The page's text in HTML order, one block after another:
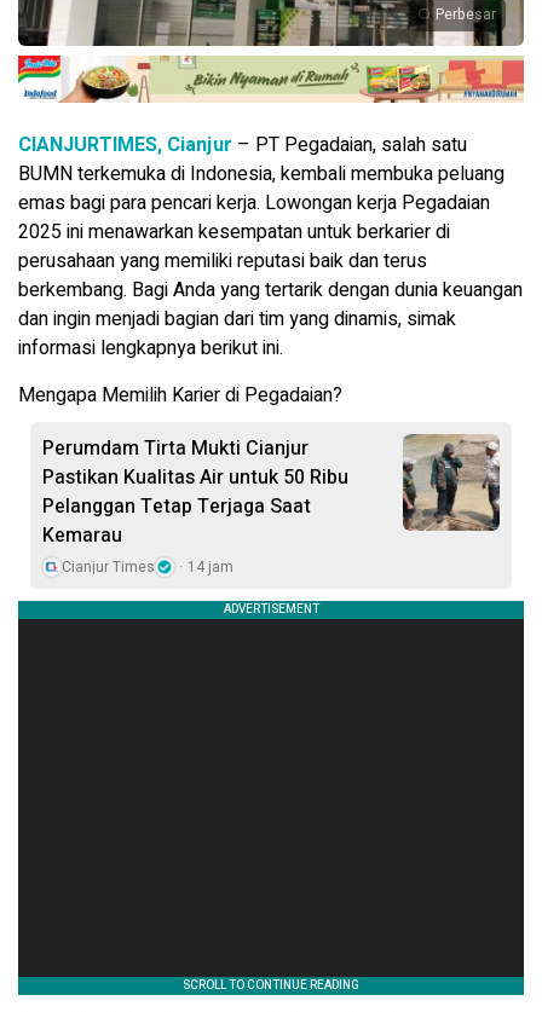
Perbesar
CIANJURTIMES, Cianjur – PT Pegadaian, salah satu
BUMN terkemuka di Indonesia, kembali membuka peluang
emas bagi para pencari kerja. Lowongan kerja Pegadaian
2025 ini menawarkan kesempatan untuk berkarier di
perusahaan yang memiliki reputasi baik dan terus
berkembang. Bagi Anda yang tertarik dengan dunia keuangan
dan ingin menjadi bagian dari tim yang dinamis, simak
informasi lengkapnya berikut ini.
Mengapa Memilih Karier di Pegadaian?
Perumdam Tirta Mukti Cianjur
Pastikan Kualitas Air untuk 50 Ribu
Pelanggan Tetap Terjaga Saat
Kemarau
Cianjur Times 14 jam